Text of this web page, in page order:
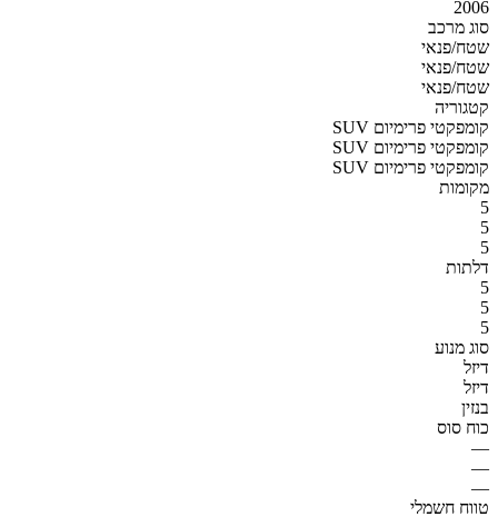
2006
סוג מרכב
שטח/פנאי
שטח/פנאי
שטח/פנאי
קטגוריה
SUV קומפקטי פרימיום
SUV קומפקטי פרימיום
SUV קומפקטי פרימיום
מקומות
5
5
5
דלתות
5
5
5
סוג מנוע
דיזל
דיזל
בנזין
כוח סוס
—
—
—
טווח חשמלי